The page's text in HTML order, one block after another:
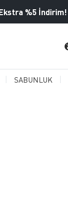
%5 İndirim!
SABUNLUK